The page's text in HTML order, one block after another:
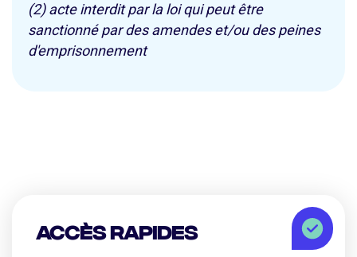
(2) acte interdit par la loi qui peut être
sanctionné par des amendes et/ou des peines
d'emprisonnement
Box
Accès rapides
Icon